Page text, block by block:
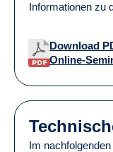
Informationen zu
Download
Online-
Im